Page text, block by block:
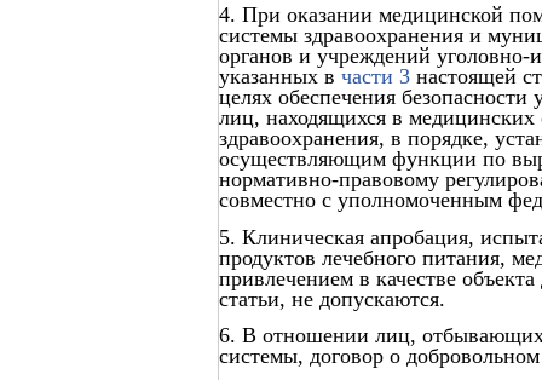
4. При оказании медицинской
системы здравоохранения и
органов и учреждений уголовно-
указанных вчасти 3 настоящей
целях обеспечения
лиц, находящихся в медицинских
здравоохранения, в порядке,
осуществляющим функции по
нормативно-правовому
совместно с уполномоченным
5. Клиническая апробация,
продуктов лечебного питания,
привлечением в качестве
статьи, не допускаются.
6. В отношении лиц, отбывающих
системы, договор о